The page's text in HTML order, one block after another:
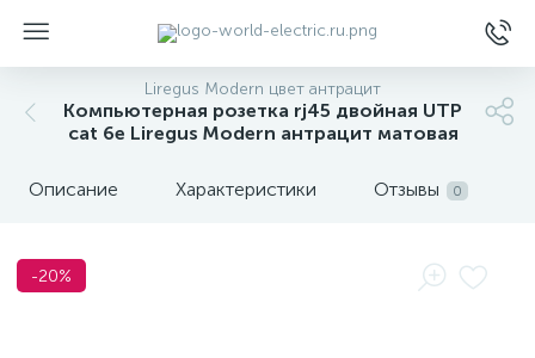
Liregus Modern цвет антрацит
Компьютерная розетка rj45 двойная UTP
cat 6e Liregus Modern антрацит матовая
Описание Характеристики Отзывы 0
-20%